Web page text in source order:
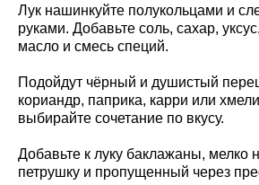
Лук нашинкуйте полукольцами и
руками. Добавьте соль, сахар,
масло и смесь специй.
Подойдут чёрный и душистый
кориандр, паприка, карри или
выбирайте сочетание по вкусу.
Добавьте к луку баклажаны, мелко
петрушку и пропущенный через